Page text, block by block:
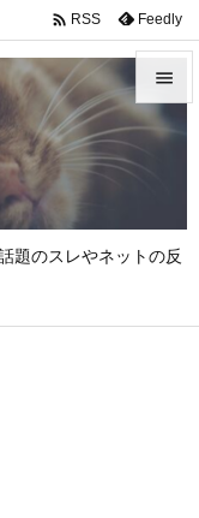
題のスレやネットの反



 RSS Feedly